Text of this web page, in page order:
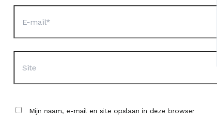
mail*
Mijn naam, e-mail en site opslaan in deze browser